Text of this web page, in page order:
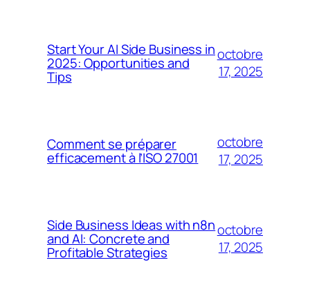
Start Your AI Side Business in
2025: Opportunities and
Tips
octobre
17, 2025
Comment se préparer
efficacement à l’ISO 27001
octobre
17, 2025
Side Business Ideas with n8n
and AI: Concrete and
Profitable Strategies
octobre
17, 2025